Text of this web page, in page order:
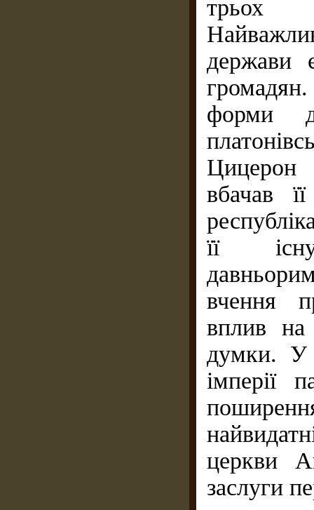
трьох
держави
форми
Цицерон
вбачав
її
вчення
вплив на
думки. У
імперії
церкви
заслуги